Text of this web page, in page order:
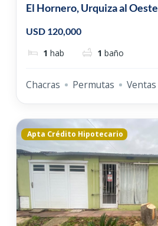
El Hornero, Urquiza al Oeste
USD 120,000
1 hab 1 baño
Chacras Permutas Ventas
Apta Crédito Hipotecario